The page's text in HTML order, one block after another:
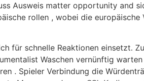
Ausweis matter opportunity and
rollen , wobei die
für schnelle Reaktionen einsetzt.
Waschen vernünftig
. Spieler Verbindung die